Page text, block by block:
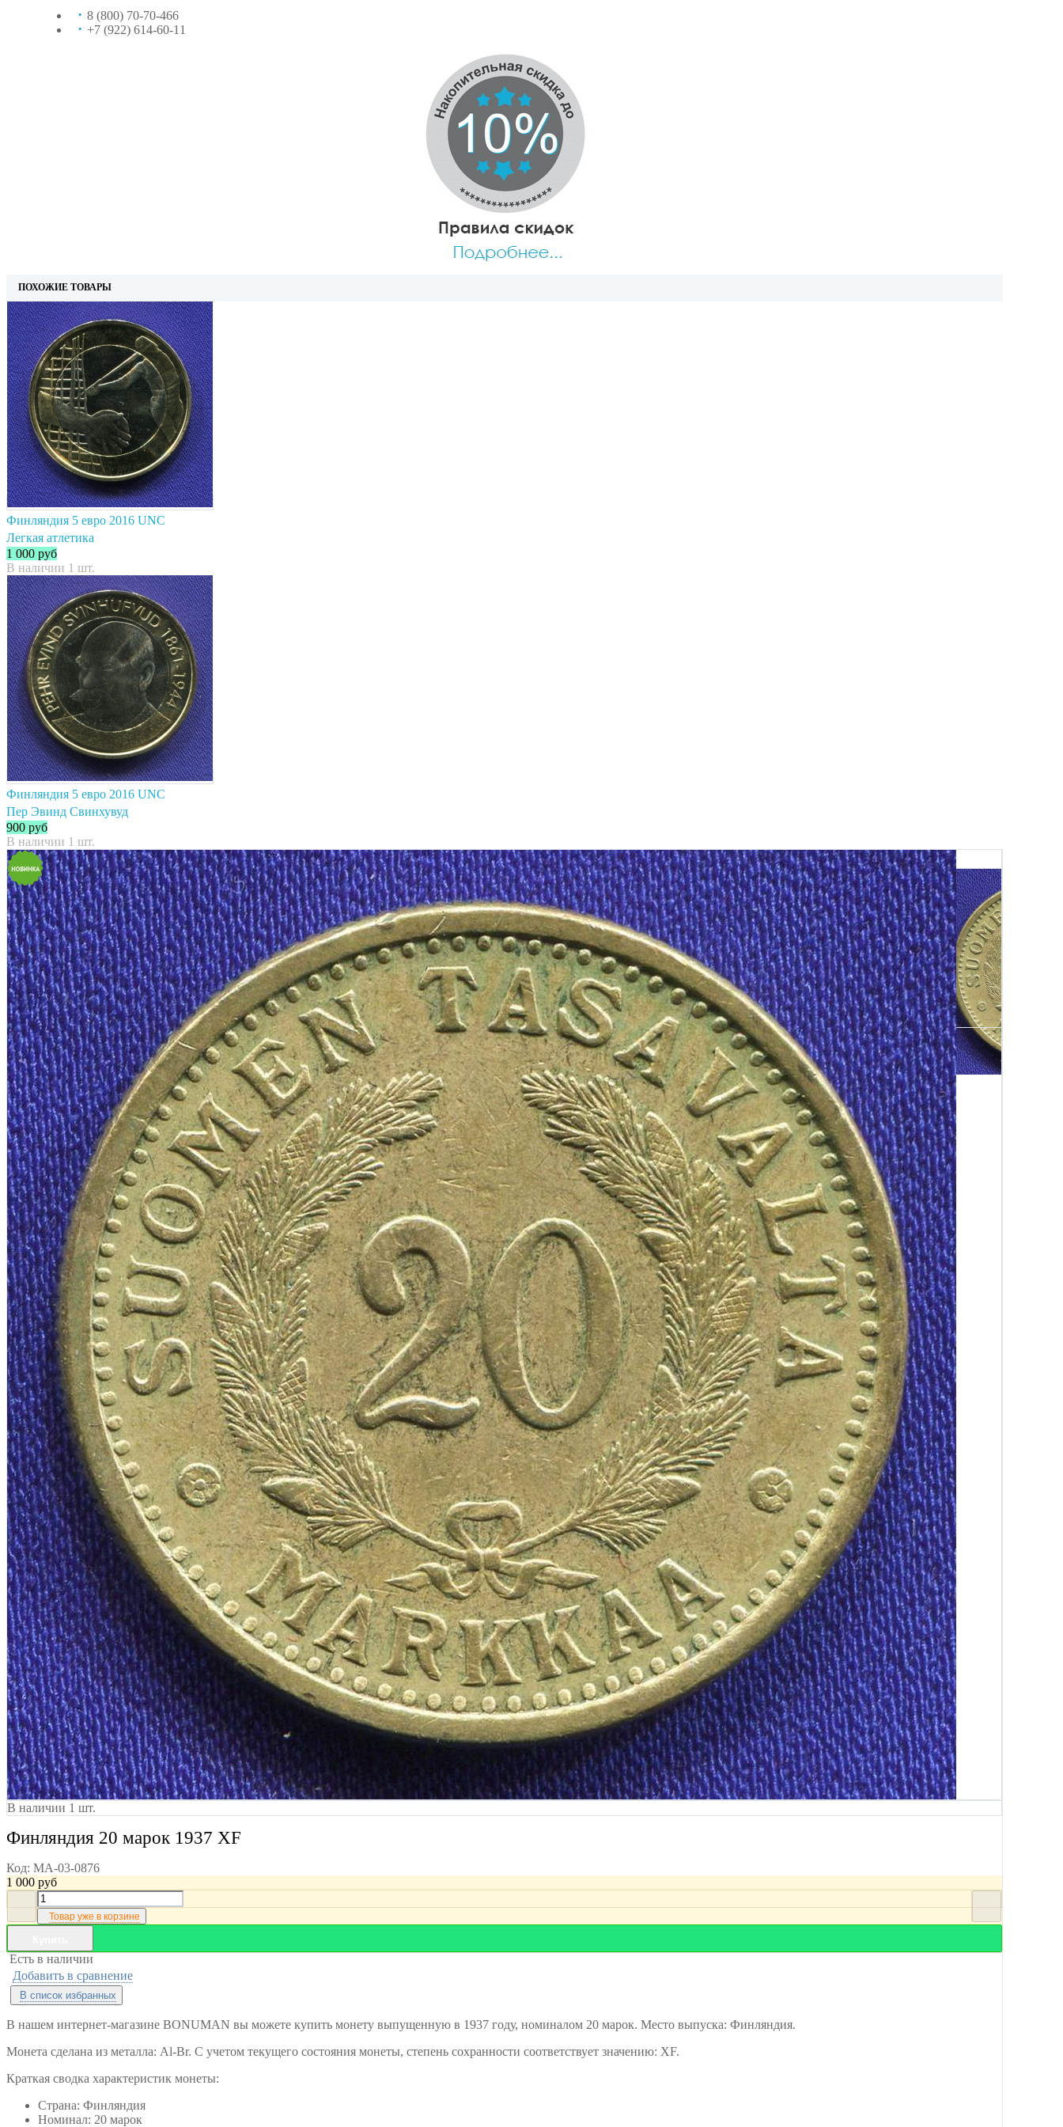
8 (800) 70-70-466
+7 (922) 614-60-11
ПОХОЖИЕ ТОВАРЫ
Финляндия 5 евро 2016 UNC
Легкая атлетика
1 000 руб
В наличии 1 шт.
Финляндия 5 евро 2016 UNC
Пер Эвинд Свинхувуд
900 руб
В наличии 1 шт.
В наличии 1 шт.
Финляндия 20 марок 1937 XF
Код: MA-03-0876
1 000 руб
Товар уже в корзине
Есть в наличии
Добавить в сравнение
В список избранных
В нашем интернет-магазине BONUMAN вы можете купить монету выпущенную в 1937 году, номиналом 20 марок. Место выпуска: Финляндия.
Монета сделана из металла: Al-Br. С учетом текущего состояния монеты, степень сохранности соответствует значению: XF.
Краткая сводка характеристик монеты:
Страна: Финляндия
Номинал: 20 марок